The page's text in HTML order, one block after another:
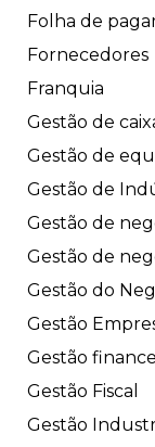
Folha de
Fornecedores
Franquia
Gestão de
Gestão de
Gestão de
Gestão de
Gestão de
Gestão do
Gestão
Gestão
Gestão Fiscal
Gestão